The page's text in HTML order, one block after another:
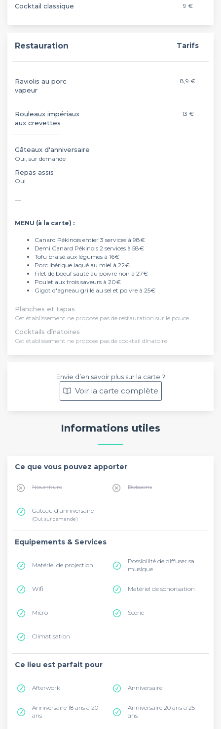
Cocktail classique 9 €
Restauration Tarifs
Raviolis au porc
vapeur
8,9 €
Rouleaux impériaux
aux crevettes
13 €
Gâteaux d'anniversaire
Oui, sur demande
Repas assis
Oui
MENU (à la carte) :
Canard Pékinois entier 3 services à 98€
Demi Canard Pékinois 2 services à 58€
Tofu braisé aux légumes à 16€
Porc Ibérique laqué au miel à 22€
Filet de boeuf sauté au poivre noir à 27€
Poulet aux trois saveurs à 20€
Gigot d'agneau grillé au sel et poivre à 25€
Planches et tapas
Cet établissement ne propose pas de restauration sur le pouce
Cocktails dînatoires
Cet établissement ne propose pas de cocktail dînatoire
Envie d’en savoir plus sur la carte ?
Voir la carte complète
Informations utiles
Ce que vous pouvez apporter
Nourriture Boissons
Gâteau d'anniversaire
(Oui, sur demande )
Equipements & Services
Matériel de projection
Possibilité de diffuser sa
musique
Wifi Matériel de sonorisation
Micro Scène
Climatisation
Ce lieu est parfait pour
Afterwork Anniversaire
Anniversaire 18 ans à 20
ans
Anniversaire 20 ans à 25
ans